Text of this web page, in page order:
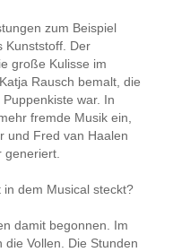
zum Beispiel
Kunststoff. Der
große Kulisse im
Rausch bemalt, die
war. In
fremde Musik ein,
und Fred van Haalen
in dem Musical steckt?
damit begonnen. Im
Vollen. Die Stunden